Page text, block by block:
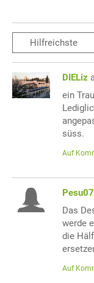
Hilfreichste
DIELiz
ein
süss.
Auf
Pesu07
Das
werde
die
Auf